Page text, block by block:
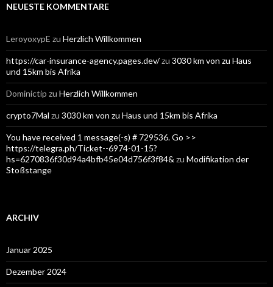
NEUESTE KOMMENTARE
LeroyoxypE zu Herzlich Willkommen
https://car-insurance-agency.pages.dev/zu 3030 km von zu Haus
und 15km bis Afrika
Dominictip zu Herzlich Willkommen
crypto7Mal zu 3030 km von zu Haus und 15km bis Afrika
You have received 1 message(-s) # 729536. Go >>
https://telegra.ph/Ticket--6974-01-15?
hs=6270836f30d94a4bfb45e04d756f3f84& zu Modifikation der
Stoßstange
ARCHIV
Januar 2025
Dezember 2024